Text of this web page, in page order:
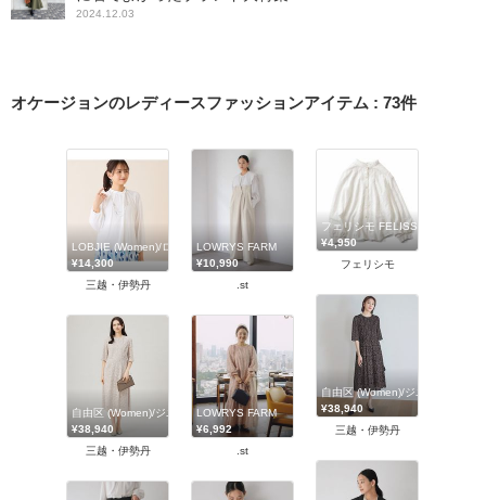
2024.12.03
オケージョンのレディースファッションアイテム : 73件
LOBJIE (Women)/ロブジェ
¥14,300
三越・伊勢丹
LOWRYS FARM
¥10,990
.st
フェリシモ FELISSIMO
¥4,950
フェリシモ
自由区 (Women)/ジユウク
¥38,940
三越・伊勢丹
自由区 (Women)/ジユウク
¥38,940
三越・伊勢丹
LOWRYS FARM
¥6,992
.st